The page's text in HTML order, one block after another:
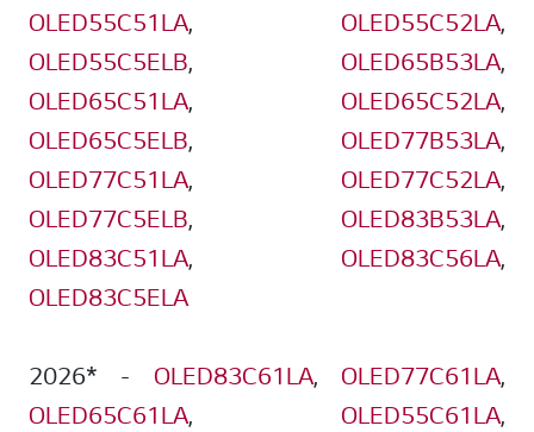
OLED55C51LA, OLED55C52LA,
OLED55C5ELB, OLED65B53LA,
OLED65C51LA, OLED65C52LA,
OLED65C5ELB, OLED77B53LA,
OLED77C51LA, OLED77C52LA,
OLED77C5ELB, OLED83B53LA,
OLED83C51LA, OLED83C56LA,
OLED83C5ELA
2026* - OLED83C61LA, OLED77C61LA,
OLED65C61LA, OLED55C61LA,